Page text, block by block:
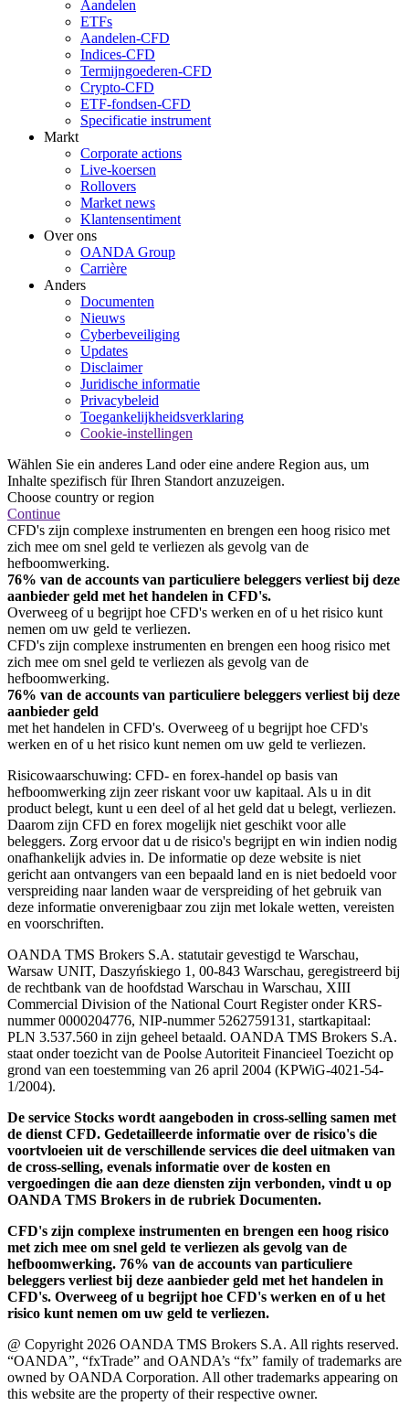
Aandelen
ETFs
Aandelen-CFD
Indices-CFD
Termijngoederen-CFD
Crypto-CFD
ETF-fondsen-CFD
Specificatie instrument
Markt
Corporate actions
Live-koersen
Rollovers
Market news
Klantensentiment
Over ons
OANDA Group
Carrière
Anders
Documenten
Nieuws
Cyberbeveiliging
Updates
Disclaimer
Juridische informatie
Privacybeleid
Toegankelijkheidsverklaring
Cookie-instellingen
Wählen Sie ein anderes Land oder eine andere Region aus, um
Inhalte spezifisch für Ihren Standort anzuzeigen.
Choose country or region
Continue
CFD's zijn complexe instrumenten en brengen een hoog risico met
zich mee om snel geld te verliezen als gevolg van de
hefboomwerking.
76% van de accounts van particuliere beleggers verliest bij deze
aanbieder geld met het handelen in CFD's.
Overweeg of u begrijpt hoe CFD's werken en of u het risico kunt
nemen om uw geld te verliezen.
CFD's zijn complexe instrumenten en brengen een hoog risico met
zich mee om snel geld te verliezen als gevolg van de
hefboomwerking.
76% van de accounts van particuliere beleggers verliest bij deze
aanbieder geld
met het handelen in CFD's. Overweeg of u begrijpt hoe CFD's
werken en of u het risico kunt nemen om uw geld te verliezen.
Risicowaarschuwing: CFD- en forex-handel op basis van
hefboomwerking zijn zeer riskant voor uw kapitaal. Als u in dit
product belegt, kunt u een deel of al het geld dat u belegt, verliezen.
Daarom zijn CFD en forex mogelijk niet geschikt voor alle
beleggers. Zorg ervoor dat u de risico's begrijpt en win indien nodig
onafhankelijk advies in. De informatie op deze website is niet
gericht aan ontvangers van een bepaald land en is niet bedoeld voor
verspreiding naar landen waar de verspreiding of het gebruik van
deze informatie onverenigbaar zou zijn met lokale wetten, vereisten
en voorschriften.
OANDA TMS Brokers S.A. statutair gevestigd te Warschau,
Warsaw UNIT, Daszyńskiego 1, 00-843 Warschau, geregistreerd bij
de rechtbank van de hoofdstad Warschau in Warschau, XIII
Commercial Division of the National Court Register onder KRS-
nummer 0000204776, NIP-nummer 5262759131, startkapitaal:
PLN 3.537.560 in zijn geheel betaald. OANDA TMS Brokers S.A.
staat onder toezicht van de Poolse Autoriteit Financieel Toezicht op
grond van een toestemming van 26 april 2004 (KPWiG-4021-54-
1/2004).
De service Stocks wordt aangeboden in cross-selling samen met
de dienst CFD. Gedetailleerde informatie over de risico's die
voortvloeien uit de verschillende services die deel uitmaken van
de cross-selling, evenals informatie over de kosten en
vergoedingen die aan deze diensten zijn verbonden, vindt u op
OANDA TMS Brokers in de rubriek Documenten.
CFD's zijn complexe instrumenten en brengen een hoog risico
met zich mee om snel geld te verliezen als gevolg van de
hefboomwerking. 76% van de accounts van particuliere
beleggers verliest bij deze aanbieder geld met het handelen in
CFD's. Overweeg of u begrijpt hoe CFD's werken en of u het
risico kunt nemen om uw geld te verliezen.
@ Copyright 2026 OANDA TMS Brokers S.A. All rights reserved.
“OANDA”, “fxTrade” and OANDA’s “fx” family of trademarks are
owned by OANDA Corporation. All other trademarks appearing on
this website are the property of their respective owner.